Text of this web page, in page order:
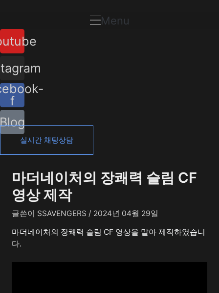
츠
로
건
너
뛰
기
Menu
f
Blog
실시간 채팅상담
마더네이처의 장쾌력 슬림 CF
영상 제작
글쓴이 SSAVENGERS / 2024년 04월 29일
마더네이처의 장쾌력 슬림 CF 영상을 맡아 제작하였습니
다.
트
탐
색